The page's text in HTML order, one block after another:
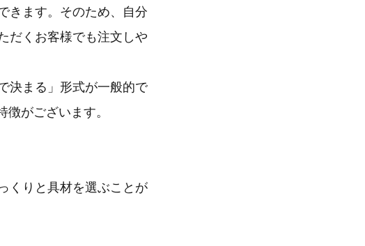
きます。そのため、自分
だくお客様でも注文しや
決まる」形式が一般的で
がございます。
くりと具材を選ぶことが